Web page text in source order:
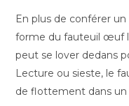
En plus de conférer
forme du fauteuil œuf
peut se lover dedans
Lecture ou sieste, le
de flottement dans